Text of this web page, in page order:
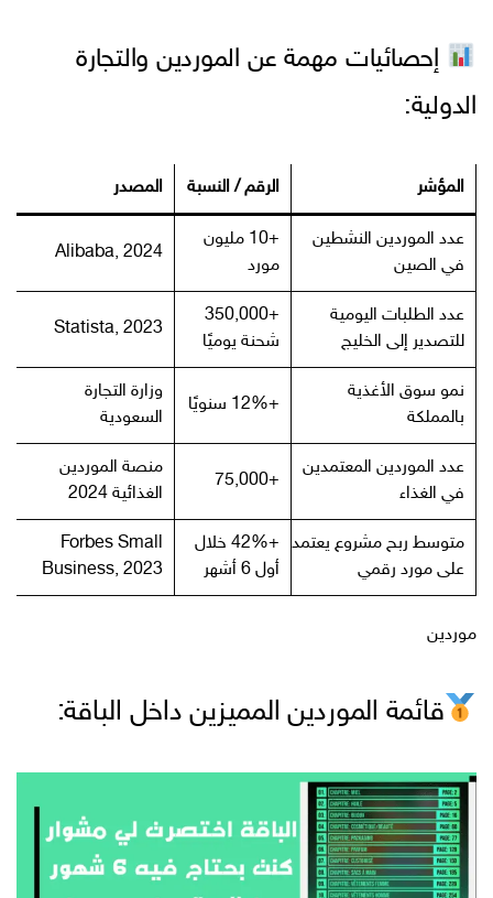
إحصائيات مهمة عن الموردين والتجارة
الدولية:
المؤشر الرقم / النسبة المصدر
عدد الموردين النشطين
في الصين
+10 مليون
مورد
Alibaba, 2024
عدد الطلبات اليومية
للتصدير إلى الخليج
+350,000
شحنة يوميًا
Statista, 2023
نمو سوق الأغذية
بالمملكة
+12% سنويًا
وزارة التجارة
السعودية
عدد الموردين المعتمدين
في الغذاء
+75,000
منصة الموردين
الغذائية 2024
متوسط ربح مشروع يعتمد
على مورد رقمي
+42% خلال
أول 6 أشهر
Forbes Small
Business, 2023
موردين
قائمة الموردين المميزين داخل الباقة: